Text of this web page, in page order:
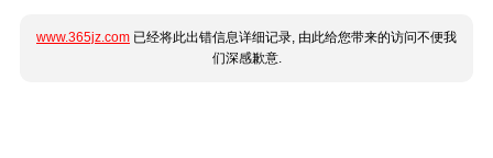
www.365jz.com 已经将此出错信息详细记录, 由此给您带来的访问不便我
们深感歉意.